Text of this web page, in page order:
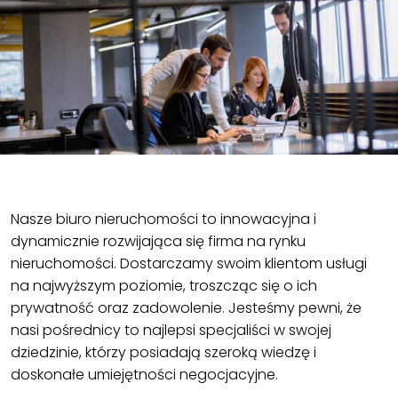
Nasze biuro nieruchomości to innowacyjna i
dynamicznie rozwijająca się firma na rynku
nieruchomości. Dostarczamy swoim klientom usługi
na najwyższym poziomie, troszcząc się o ich
prywatność oraz zadowolenie. Jesteśmy pewni, że
nasi pośrednicy to najlepsi specjaliści w swojej
dziedzinie, którzy posiadają szeroką wiedzę i
doskonałe umiejętności negocjacyjne.